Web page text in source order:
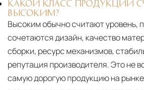
КАКОЙ КЛАСС ПРОДУКЦИИ
ВЫСОКИМ?
Высоким обычно считают уровень,
сочетаются дизайн, качество
сборки, ресурс механизмов,
репутация производителя. Это не
самую дорогую продукцию на